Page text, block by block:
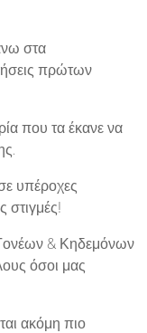
στα
πρώτων
που τα έκανε να
υπέροχες
στιγμές!
& Κηδεμόνων
όσοι μας
ακόμη πιο